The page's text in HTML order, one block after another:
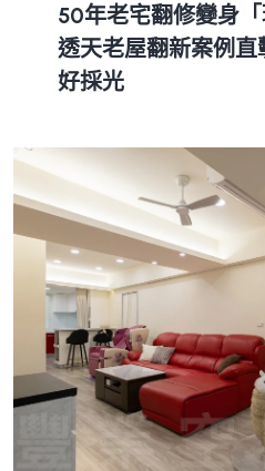
50年老宅翻修變身
透天老屋翻新案例
好採光